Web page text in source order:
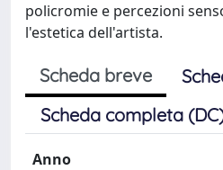
policromie e percezioni
l'estetica dell'artista.
Scheda breve
Scheda completa
Anno